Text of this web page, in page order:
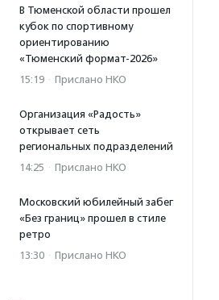
В Тюменской области прошел
кубок по спортивному
ориентированию
«Тюменский формат-2026»
15:19 · Прислано НКО
Организация «Радость»
открывает сеть
региональных подразделений
14:25 · Прислано НКО
Московский юбилейный забег
«Без границ» прошел в стиле
ретро
13:30 · Прислано НКО